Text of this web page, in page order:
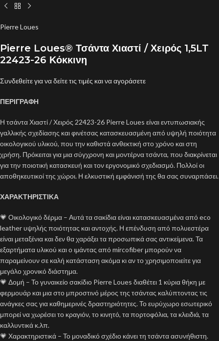
Pierre Loues
Pierre Loues® Τσάντα Χιαστί / Χειρός 1,5LT
22423-26 Κόκκινη
Συνδεθείτε για να δείτε τις τιμές και να αγοράσετε
ΠΕΡΙΓΡΑΦΗ
Η τσάντα Χιαστί / Χειρός 22423-26 Pierre Loues είναι εντυπωσιακής
γαλλικής σχεδίασης και φινέτσας κατασκευασμένη από υψηλή ποιότητα
οικολογικού υλικού, που την καθιστά ανθεκτική στο χρόνο και στη
χρήση. Πρόκειται για μια σύγχρονη και μοντέρνα τσάντα, που διακρίνεται
για την ποιοτική κατασκευή και τον εργονομικό σχεδιασμό. Πολλοί οι
αποθηκευτικοί της χώροι. Η ελκυστική εμφάνισή της θα σας συναρπάσει.
ΧΑΡΑΚΤΗΡΙΣΤΙΚΑ
💗 Οικολογικό δέρμα – Αυτά τα σακίδια είναι κατασκευασμένα από eco
leather υψηλής ποιότητας και αντοχής. Η επένδυση από πολυεστέρα
είναι μεταξένια και δεν θα χαράξει τα προσωπικά σας αντικείμενα. Τα
εξαρτήματα υλικού και ο ιμάντας από mircofiber μπορούν να
παραμείνουν σε καλή κατάσταση ακόμα κι αν το χρησιμοποιείτε για
μεγάλο χρονικό διάστημα.
💗 Δομή – Το γυναικείο σακίδιο Pierre Loues διαθέτει 1 κύρια θήκη με
φερμουάρ και μια στο μπροστινό μέρος της τσάντας καλύπτοντας τις
ανάγκες σας για καθημερινές δραστηριότητες. Το ευρύχωρο εσωτερικό
μπορεί να χωρέσει το κραγιόν, το κινητό, τα πορτοφόλια, τα κλειδιά, τα
καλλυντικά κ.λπ.
💗 Χαρακτηριστικά – Το μοναδικό σχέδιο κάνει τη τσάντα ασυνήθιστη.